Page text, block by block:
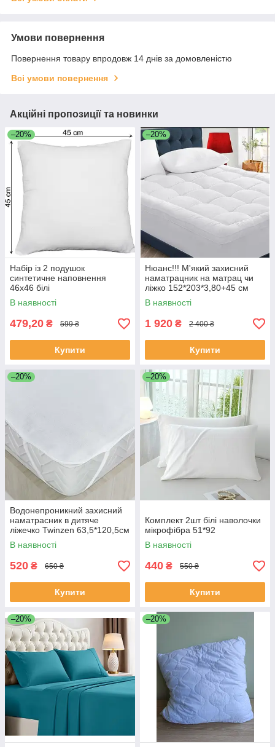
Умови повернення
Повернення товару впродовж 14 днів за домовленістю
Всі умови повернення
Акційні пропозиції та новинки
–20%
Набір із 2 подушок
синтетичне наповнення
46х46 білі
В наявності
479,20 ₴ 599 ₴
Купити
–20%
Нюанс!!! М'який захисний
наматрацник на матрац чи
ліжко 152*203*3,80+45 см
В наявності
1 920 ₴ 2 400 ₴
Купити
–20%
Водонепроникний захисний
наматрасник в дитяче
ліжечко Twinzen 63,5*120,5см
В наявності
520 ₴ 650 ₴
Купити
–20%
Комплект 2шт білі наволочки
мікрофібра 51*92
В наявності
440 ₴ 550 ₴
Купити
–20% –20%